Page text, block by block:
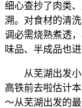
细心查抄了肉类
溯。对食材的清
调必需烧熟煮透
味品、半成品也
从芜湖出发小
高铁前去啦估计
～从芜湖出发的